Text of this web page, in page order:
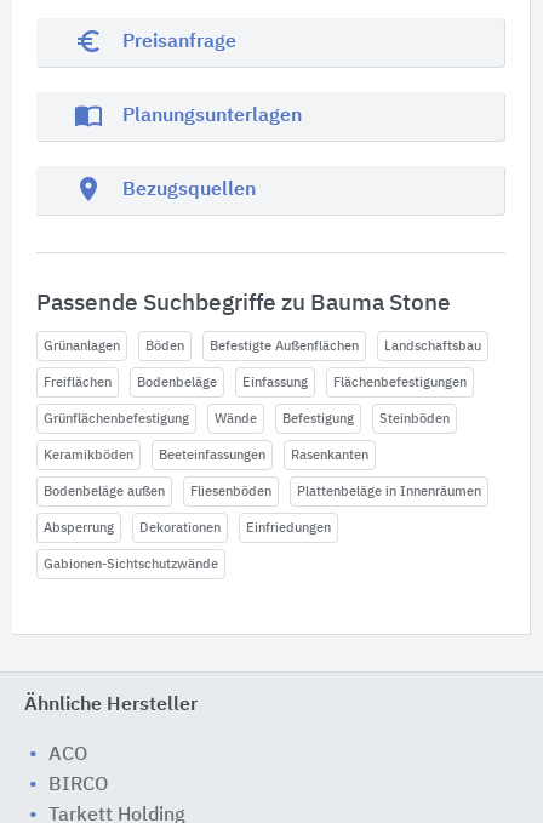
euro_symbol Preisanfrage
import_contacts Planungsunterlagen
location_on Bezugsquellen
Passende Suchbegriffe zu Bauma Stone
Grünanlagen Böden Befestigte Außenflächen Landschaftsbau
Freiflächen Bodenbeläge Einfassung Flächenbefestigungen
Grünflächenbefestigung Wände Befestigung Steinböden
Keramikböden Beeteinfassungen Rasenkanten
Bodenbeläge außen Fliesenböden Plattenbeläge in Innenräumen
Absperrung Dekorationen Einfriedungen
Gabionen-Sichtschutzwände
Ähnliche Hersteller
ACO
BIRCO
Tarkett Holding